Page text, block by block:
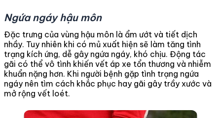
Ngứa ngáy hậu môn
Đặc trưng của vùng hậu môn là ẩm ướt và tiết dịch
nhầy. Tuy nhiên khi có mủ xuất hiện sẽ làm tăng tình
trạng kích ứng, dễ gây ngứa ngáy, khó chịu. Động tác
gãi có thể vô tình khiến vết áp xe tổn thương và nhiễm
khuẩn nặng hơn. Khi người bệnh gặp tình trạng ngứa
ngáy nên tìm cách khắc phục hay gãi gây trầy xước và
mở rộng vết loét.